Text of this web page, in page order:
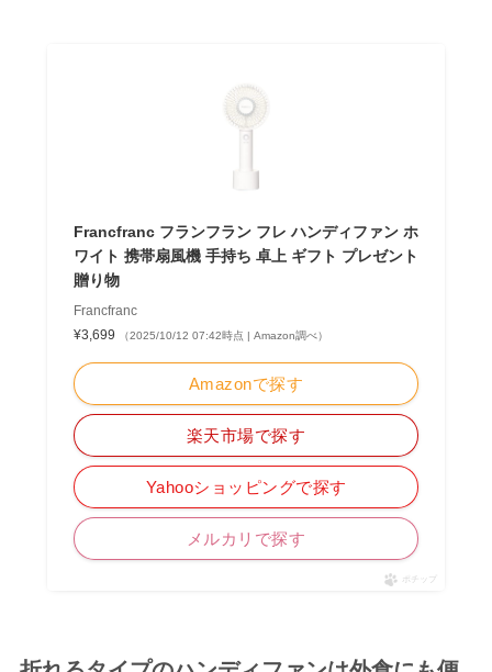
Francfranc フランフラン フレ ハンディファン ホ
ワイト 携帯扇風機 手持ち 卓上 ギフト プレゼント
贈り物
Francfranc
¥3,699
（2025/10/12 07:42時点 | Amazon調べ）
Amazonで探す
楽天市場で探す
Yahooショッピングで探す
メルカリで探す
ポチップ